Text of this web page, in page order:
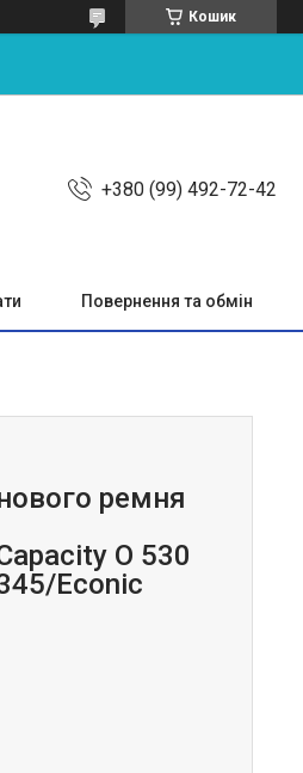
Кошик
+380 (99) 492-72-42
Повернення та обмін
ремня
O 530
Econic